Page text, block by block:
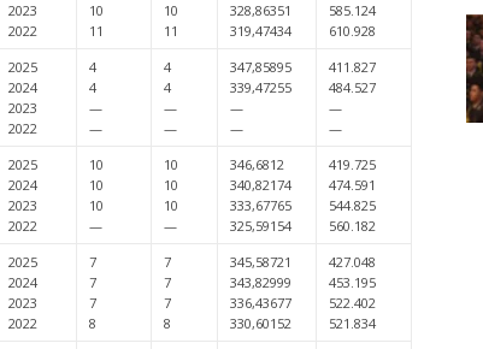
2023
2022
10
11
10
11
328,86351
319,47434
585.124
610.928
2025
2024
2023
2022
4
4
—
—
4
4
—
—
347,85895
339,47255
—
—
411.827
484.527
—
—
2025
2024
2023
2022
10
10
10
—
10
10
10
—
346,6812
340,82174
333,67765
325,59154
419.725
474.591
544.825
560.182
2025
2024
2023
2022
7
7
7
8
7
7
7
8
345,58721
343,82999
336,43677
330,60152
427.048
453.195
522.402
521.834